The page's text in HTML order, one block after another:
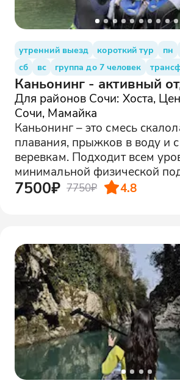
утренний выезд короткий тур пн
сб
вс группа до 7 человек
Каньонинг - активный
Для районов Сочи: Хоста,
Сочи, Мамайка
Каньонинг – это смесь
плавания, прыжков в воду и
веревкам. Подходит всем
минимальной физической
7500₽ 7750₽ 4.8